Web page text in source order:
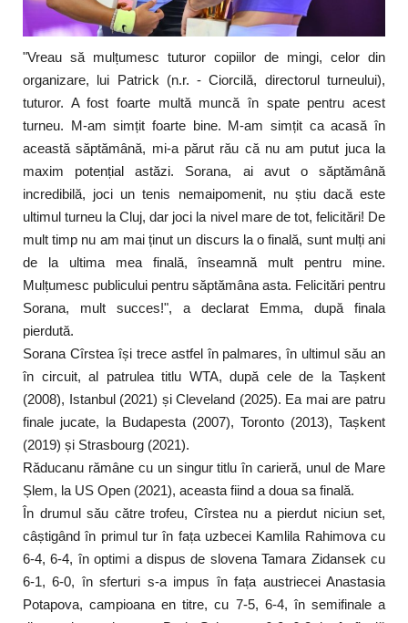
"Vreau să mulțumesc tuturor copiilor de mingi, celor din
organizare, lui Patrick (n.r. - Ciorcilă, directorul turneului),
tuturor. A fost foarte multă muncă în spate pentru acest
turneu. M-am simțit foarte bine. M-am simțit ca acasă în
această săptămână, mi-a părut rău că nu am putut juca la
maxim potențial astăzi. Sorana, ai avut o săptămână
incredibilă, joci un tenis nemaipomenit, nu știu dacă este
ultimul turneu la Cluj, dar joci la nivel mare de tot, felicitări! De
mult timp nu am mai ținut un discurs la o finală, sunt mulți ani
de la ultima mea finală, înseamnă mult pentru mine.
Mulțumesc publicului pentru săptămâna asta. Felicitări pentru
Sorana, mult succes!", a declarat Emma, după finala
pierdută.
Sorana Cîrstea își trece astfel în palmares, în ultimul său an
în circuit, al patrulea titlu WTA, după cele de la Tașkent
(2008), Istanbul (2021) și Cleveland (2025). Ea mai are patru
finale jucate, la Budapesta (2007), Toronto (2013), Tașkent
(2019) și Strasbourg (2021).
Răducanu rămâne cu un singur titlu în carieră, unul de Mare
Șlem, la US Open (2021), aceasta fiind a doua sa finală.
În drumul său către trofeu, Cîrstea nu a pierdut niciun set,
câștigând în primul tur în fața uzbecei Kamlila Rahimova cu
6-4, 6-4, în optimi a dispus de slovena Tamara Zidansek cu
6-1, 6-0, în sferturi s-a impus în fața austriecei Anastasia
Potapova, campioana en titre, cu 7-5, 6-4, în semifinale a